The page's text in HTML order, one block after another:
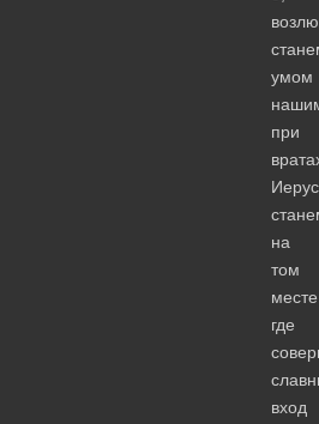
умом
при
на
том
где
вход